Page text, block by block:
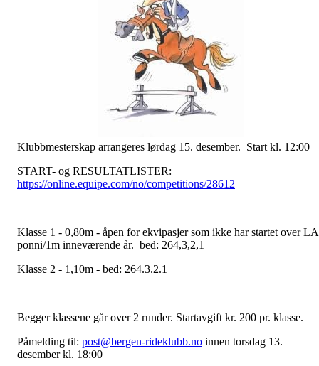
Klubbmesterskap arrangeres lørdag 15. desember. Start kl. 12:00
START- og RESULTATLISTER:
https://online.equipe.com/no/competitions/28612
Klasse 1 - 0,80m - åpen for ekvipasjer som ikke har startet over LA
ponni/1m inneværende år. bed: 264,3,2,1
Klasse 2 - 1,10m - bed: 264.3.2.1
Begger klassene går over 2 runder. Startavgift kr. 200 pr. klasse.
Påmelding til: post@bergen-rideklubb.no innen torsdag 13.
desember kl. 18:00